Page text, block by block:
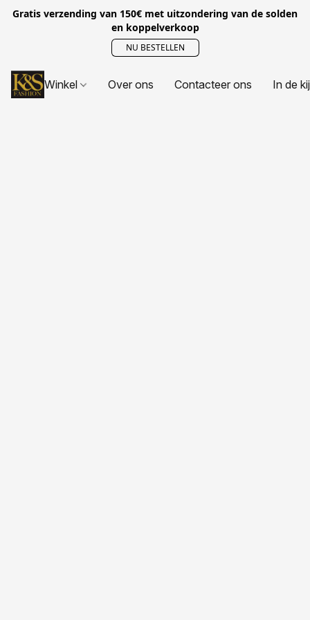
Gratis verzending van 150€ met uitzondering van de solden
en koppelverkoop
NU BESTELLEN
Winkel Over ons Contacteer ons In de